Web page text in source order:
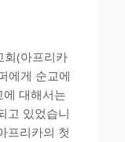
회(아프리카
에게 순교에
대해서는
고 있었습니
프리카의 첫